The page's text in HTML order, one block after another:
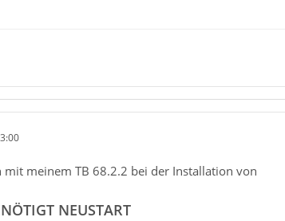
mit meinem TB 68.2.2 bei der Installation von
NEUSTART